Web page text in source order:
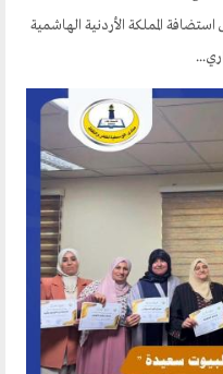
المملكة الأردنية الهاشمية